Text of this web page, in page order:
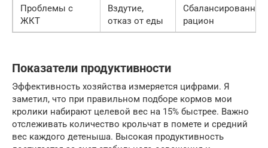
Проблемы с
ЖКТ
Вздутие,
отказ от еды
Сбалансированный
рацион
Показатели продуктивности
Эффективность хозяйства измеряется цифрами. Я
заметил, что при правильном подборе кормов мои
кролики набирают целевой вес на 15% быстрее. Важно
отслеживать количество крольчат в помете и средний
вес каждого детеныша. Высокая продуктивность